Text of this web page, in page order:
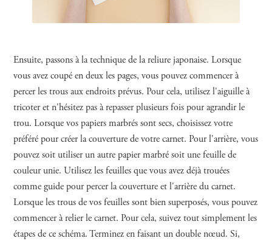
Ensuite, passons à la technique de la reliure japonaise. Lorsque
vous avez coupé en deux les pages, vous pouvez commencer à
percer les trous aux endroits prévus. Pour cela, utilisez l'aiguille à
tricoter et n'hésitez pas à repasser plusieurs fois pour agrandir le
trou. Lorsque vos papiers marbrés sont secs, choisissez votre
préféré pour créer la couverture de votre carnet. Pour l'arrière, vous
pouvez soit utiliser un autre papier marbré soit une feuille de
couleur unie. Utilisez les feuilles que vous avez déjà trouées
comme guide pour percer la couverture et l'arrière du carnet.
Lorsque les trous de vos feuilles sont bien superposés, vous pouvez
commencer à relier le carnet. Pour cela, suivez tout simplement les
étapes de ce schéma. Terminez en faisant un double nœud. Si,